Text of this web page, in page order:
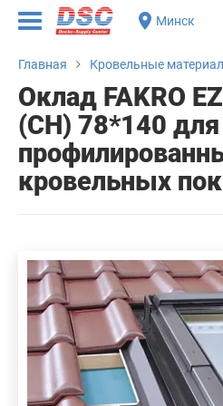
Минск
Главная Кровельные
Оклад FAKRO
(CH) 78*140 для
кровельных